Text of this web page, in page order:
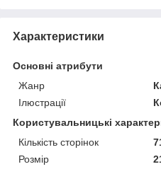
Характеристики
Основні атрибути
Жанр
Ілюстрації
Користувальницькі
Кількість сторінок
Розмір